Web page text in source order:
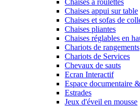
Chaises à roulettes
Chaises appui sur table
Chaises et sofas de
Chaises pliantes
Chaises réglables en
Chariots de rangements
Chariots de Services
Chevaux de sauts
Ecran Interactif
Espace documentaire
Estrades
Jeux d'éveil en mousse